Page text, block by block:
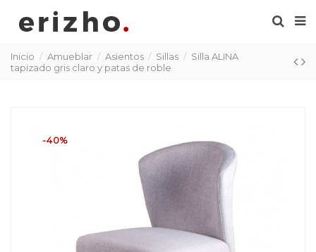
Inicio Amueblar Asientos Sillas
Silla ALINA
tapizado gris claro y patas de roble
-40%